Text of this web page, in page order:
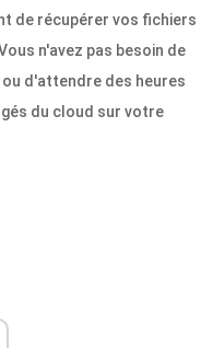
de récupérer vos fichiers
n'avez pas besoin de
d'attendre des heures
du cloud sur votre